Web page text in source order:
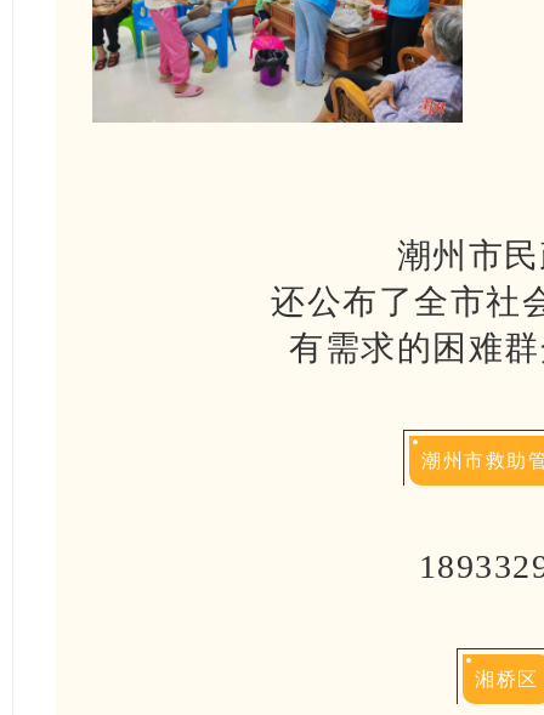
潮州市
还公布了全市社
有需求的困难
潮州市救助
湘桥区